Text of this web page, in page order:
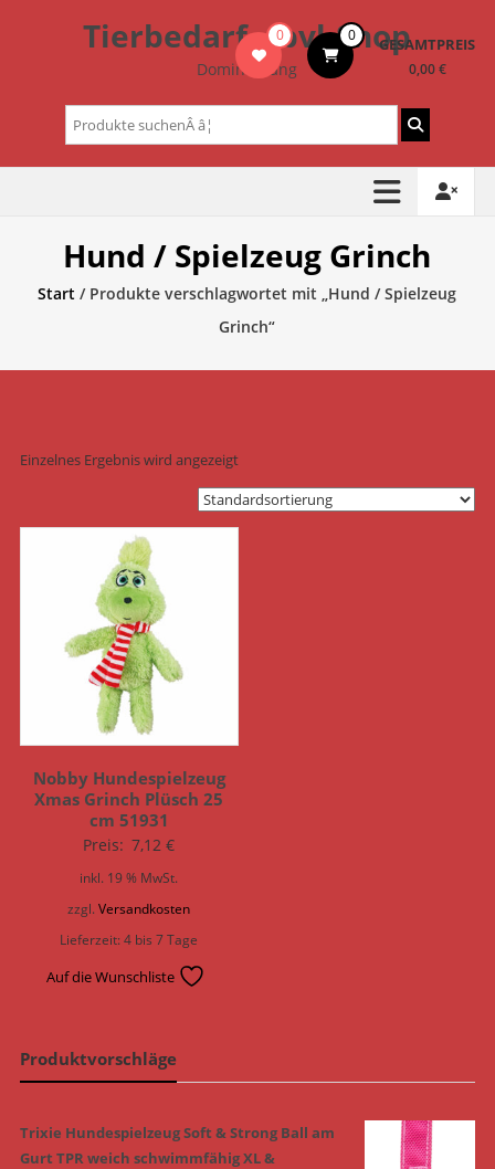
Tierbedarf – bvl-Shop
Dominik Lang
0 0 GESAMTPREIS
0,00 €
Suchen
nach:
Hund / Spielzeug Grinch
Start / Produkte verschlagwortet mit „Hund / Spielzeug
Grinch“
Einzelnes Ergebnis wird angezeigt
Nobby Hundespielzeug
Xmas Grinch Plüsch 25
cm 51931
Preis: 7,12€
inkl. 19 % MwSt.
zzgl.Versandkosten
Lieferzeit:4 bis 7 Tage
Auf die Wunschliste
Produktvorschläge
Trixie Hundespielzeug Soft & Strong Ball am
Gurt TPR weich schwimmfähig XL &